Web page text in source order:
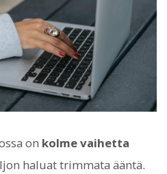
on kolme vaihetta
haluat trimmata ääntä.